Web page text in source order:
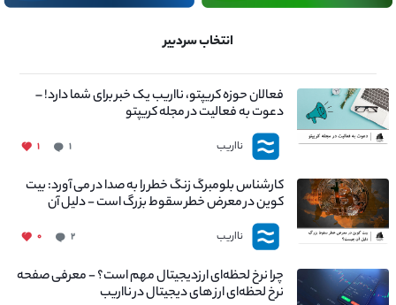
انتخاب سردبیر
فعالان حوزه کریپتو، نااریب یک خبر برای شما دارد! –
دعوت به فعالیت در مجله کریپتو
نااریب ۱ ۱
کارشناس بلومبرگ زنگ خطر را به صدا در می آورد: بیت
کوین در معرض خطر سقوط بزرگ است - دلیل آن
چیست؟
نااریب ۲ ۰
چرا نرخ لحظه‌ای ارزدیجیتال مهم است؟ - معرفی صفحه
نرخ لحظه‌ای ارز های دیجیتال در نااریب